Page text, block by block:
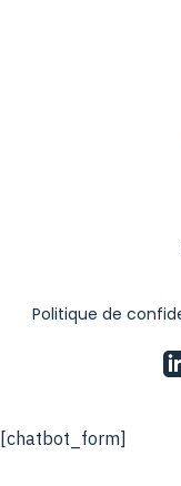
Politique de
[chatbot_form]